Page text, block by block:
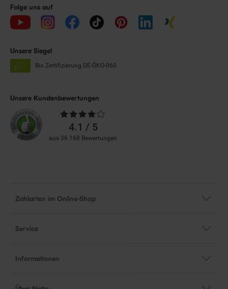
Folge uns auf
Unsere Siegel
Bio Zertifizierung DE-ÖKO-060
Unsere Kundenbewertungen
Durchschnittliche
Bewertungen4.1 / 5
aus 36.168 Bewertungen
Zahlarten im Online-Shop
Service
Informationen
Über Netto